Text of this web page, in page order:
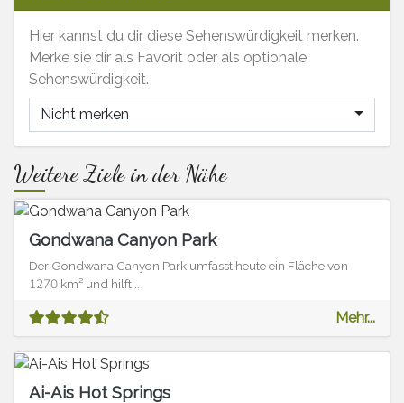
Hier kannst du dir diese Sehenswürdigkeit merken.
Merke sie dir als Favorit oder als optionale
Sehenswürdigkeit.
Nicht merken
Weitere Ziele in der Nähe
Gondwana Canyon Park
Der Gondwana Canyon Park umfasst heute ein Fläche von
1270 km² und hilft...
Mehr...
Ai-Ais Hot Springs